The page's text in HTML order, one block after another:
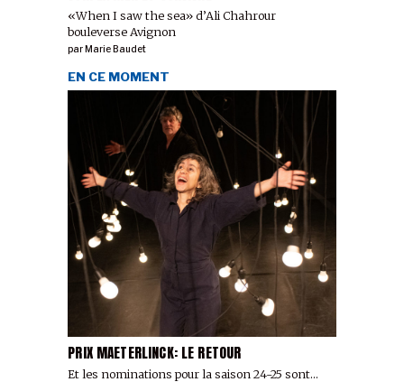
«When I saw the sea» d’Ali Chahrour
bouleverse Avignon
par Marie Baudet
PRIX MAETERLINCK: LE RETOUR
Et les nominations pour la saison 24-25 sont...
EN CE MOMENT